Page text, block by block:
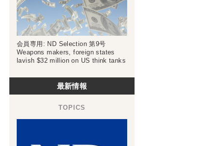
会員専用: ND Selection 第9号
Weapons makers, foreign states
lavish $32 million on US think tanks
最新情報